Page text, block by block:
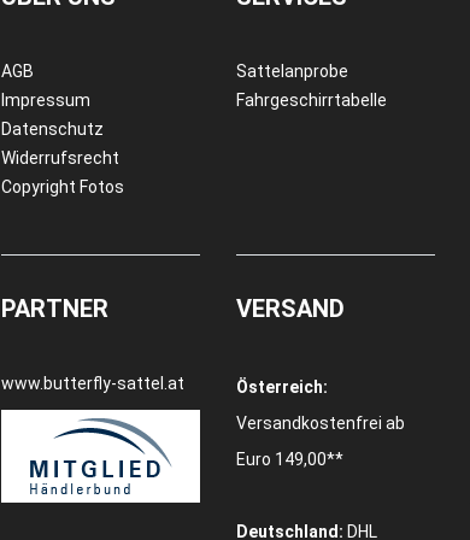
AGB
Impressum
Datenschutz
Widerrufsrecht
Copyright Fotos
PARTNER
www.butterfly-sattel.at
Sattelanprobe
Fahrgeschirrtabelle
VERSAND
Österreich:
Versandkostenfrei ab
Euro 149,00**
Deutschland: DHL